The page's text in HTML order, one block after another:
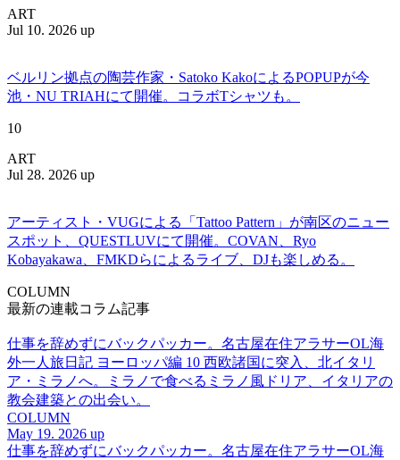
ART
Jul 10. 2026 up
ベルリン拠点の陶芸作家・Satoko KakoによるPOPUPが今
池・NU TRIAHにて開催。コラボTシャツも。
10
ART
Jul 28. 2026 up
アーティスト・VUGによる「Tattoo Pattern」が南区のニュー
スポット、QUESTLUVにて開催。COVAN、Ryo
Kobayakawa、FMKDらによるライブ、DJも楽しめる。
COLUMN
最新の連載コラム記事
仕事を辞めずにバックパッカー。名古屋在住アラサーOL海
外一人旅日記 ヨーロッパ編 10 西欧諸国に突入、北イタリ
ア・ミラノへ。ミラノで食べるミラノ風ドリア、イタリアの
教会建築との出会い。
COLUMN
May 19. 2026 up
仕事を辞めずにバックパッカー。名古屋在住アラサーOL海